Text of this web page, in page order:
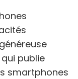
qui publie
smartphones